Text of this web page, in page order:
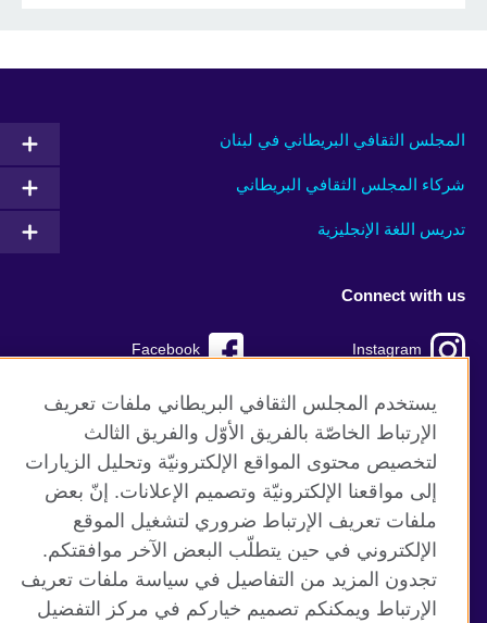
المجلس الثقافي البريطاني في لبنان
شركاء المجلس الثقافي البريطاني
تدريس اللغة الإنجليزية
Connect with us
Facebook Instagram
TikTok Twitter
Youtube
موقع المجلس الثقافي البريطاني العالمي
الخصوصية وشروط الاستخدام
ملفات تعريف الإرتباط
يستخدم المجلس الثقافي البريطاني ملفات تعريف
الإرتباط الخاصّة بالفريق الأوّل والفريق الثالث
لتخصيص محتوى المواقع الإلكترونيّة وتحليل الزيارات
إلى مواقعنا الإلكترونيّة وتصميم الإعلانات. إنّ بعض
ملفات تعريف الإرتباط ضروري لتشغيل الموقع
الإلكتروني في حين يتطلّب البعض الآخر موافقتكم.
تجدون المزيد من التفاصيل في سياسة ملفات تعريف
الإرتباط ويمكنكم تصميم خياركم في مركز التفضيل